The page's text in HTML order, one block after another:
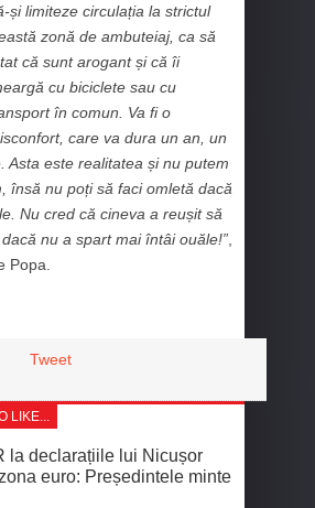
și limiteze circulația la strictul
zonă de ambuteiaj, ca să
că sunt arogant și că îi
cu biciclete sau cu
în comun. Va fi o
care va dura un an, un
Asta este realitatea și nu putem
însă nu poți să faci omletă dacă
Nu cred că cineva a reușit să
nu a spart mai întâi ouăle!”
Popa.
Tweet
LIKE...
la declarațiile lui Nicușor
euro: Președintele minte